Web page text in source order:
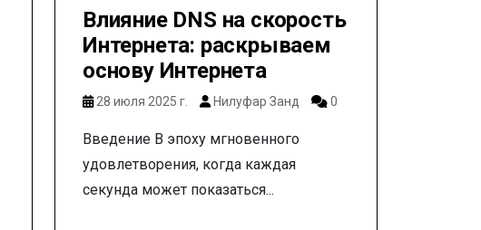
Влияние DNS на скорость
Интернета: раскрываем
основу Интернета
28 июля 2025 г. Нилуфар Занд 0
Введение В эпоху мгновенного
удовлетворения, когда каждая
секунда может показаться...